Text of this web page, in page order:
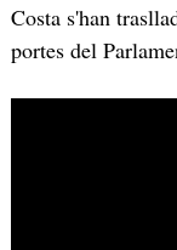
Costa s'han
portes del